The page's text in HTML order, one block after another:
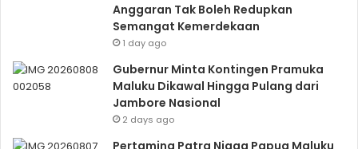
Anggaran Tak Boleh Redupkan
Semangat Kemerdekaan
1 day ago
Gubernur Minta Kontingen Pramuka
Maluku Dikawal Hingga Pulang dari
Jambore Nasional
2 days ago